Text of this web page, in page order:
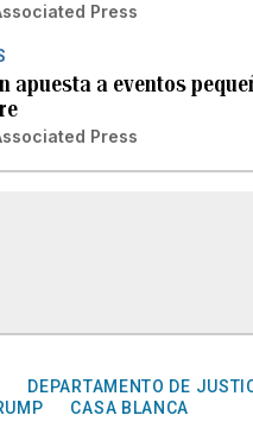
Press
apuesta a eventos
Press
DEPARTAMENTO DE
CASA BLANCA